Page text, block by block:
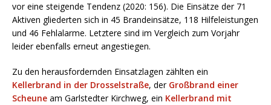
vor eine steigende Tendenz (2020: 156). Die Einsätze der 71
Aktiven gliederten sich in 45 Brandeinsätze, 118 Hilfeleistungen
und 46 Fehlalarme. Letztere sind im Vergleich zum Vorjahr
leider ebenfalls erneut angestiegen.
Zu den herausfordernden Einsatzlagen zählten ein
Kellerbrand in der Drosselstraße, der Großbrand einer
Scheune am Garlstedter Kirchweg, ein Kellerbrand mit